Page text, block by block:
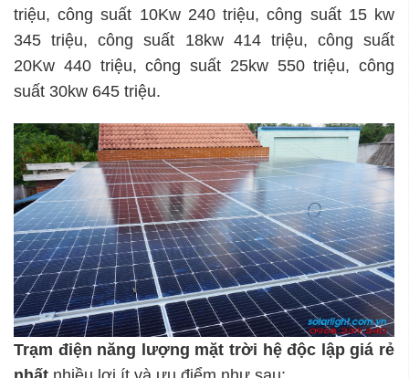
triệu, công suất 10Kw 240 triệu, công suất 15 kw
345 triệu, công suất 18kw 414 triệu, công suất
20Kw 440 triệu, công suất 25kw 550 triệu, công
suất 30kw 645 triệu.
Trạm điện năng lượng mặt trời hệ độc lậpgiá rẻ